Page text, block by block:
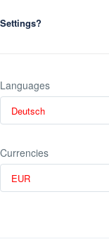
Settings?
Languages
Deutsch
Currencies
EUR